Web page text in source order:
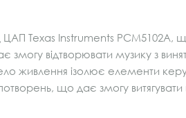
ЦАП Texas Instruments PCM5102A,
змогу відтворювати музику з
живлення ізолює елементи
що дає змогу витягувати